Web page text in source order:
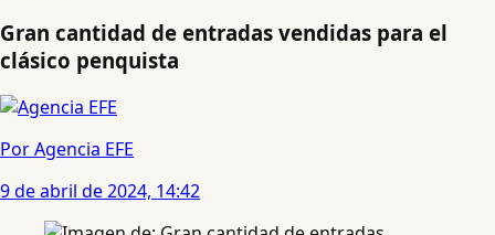
Gran cantidad de entradas vendidas para el
clásico penquista
Por Agencia EFE
9 de abril de 2024, 14:42